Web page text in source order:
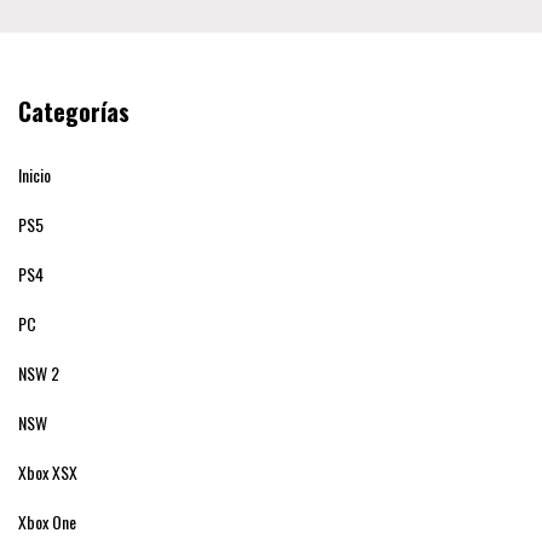
Categorías
Inicio
PS5
PS4
PC
NSW 2
NSW
Xbox XSX
Xbox One